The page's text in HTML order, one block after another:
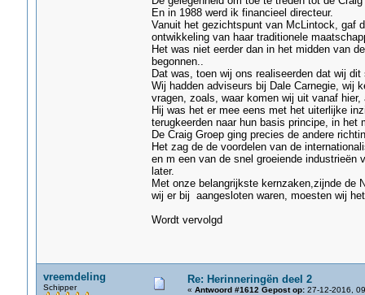
En in 1988 werd ik financieel directeur.
Vanuit het gezichtspunt van McLintock, gaf
ontwikkeling van haar traditionele
Het was niet eerder dan in het midden van
begonnen..
Dat was, toen wij ons realiseerden dat wij
Wij hadden adviseurs bij Dale Carnegie, wij
vragen, zoals, waar komen wij uit vanaf
Hij was het er mee eens met het uiterlijke
terugkeerden naar hun basis principe, in het
De Craig Groep ging precies de andere
Het zag de de voordelen van de
en m een van de snel groeiende
later.
Met onze belangrijkste kernzaken,zijnde de
wij er bij aangesloten waren, moesten wij
Wordt vervolgd
vreemdeling
Schipper
Re: Herinneringën deel 2
« Antwoord #1612 Gepost op:27-12-2016,